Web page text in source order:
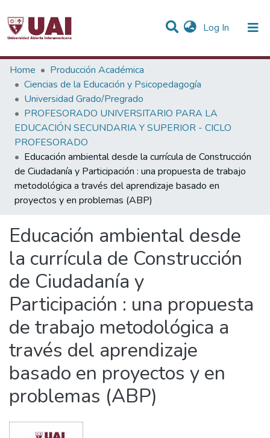
Log In (current)
Statistics
Communities & Collections
All of DSpace
Home
Producción Académica
Ciencias de la Educación y Psicopedagogía
Universidad Grado/Pregrado
PROFESORADO UNIVERSITARIO PARA LA
EDUCACIÓN SECUNDARIA Y SUPERIOR - CICLO
PROFESORADO
Educación ambiental desde la currícula de Construcción
de Ciudadanía y Participación : una propuesta de trabajo
metodológica a través del aprendizaje basado en
proyectos y en problemas (ABP)
Educación ambiental desde
la currícula de Construcción
de Ciudadanía y
Participación : una propuesta
de trabajo metodológica a
través del aprendizaje
basado en proyectos y en
problemas (ABP)